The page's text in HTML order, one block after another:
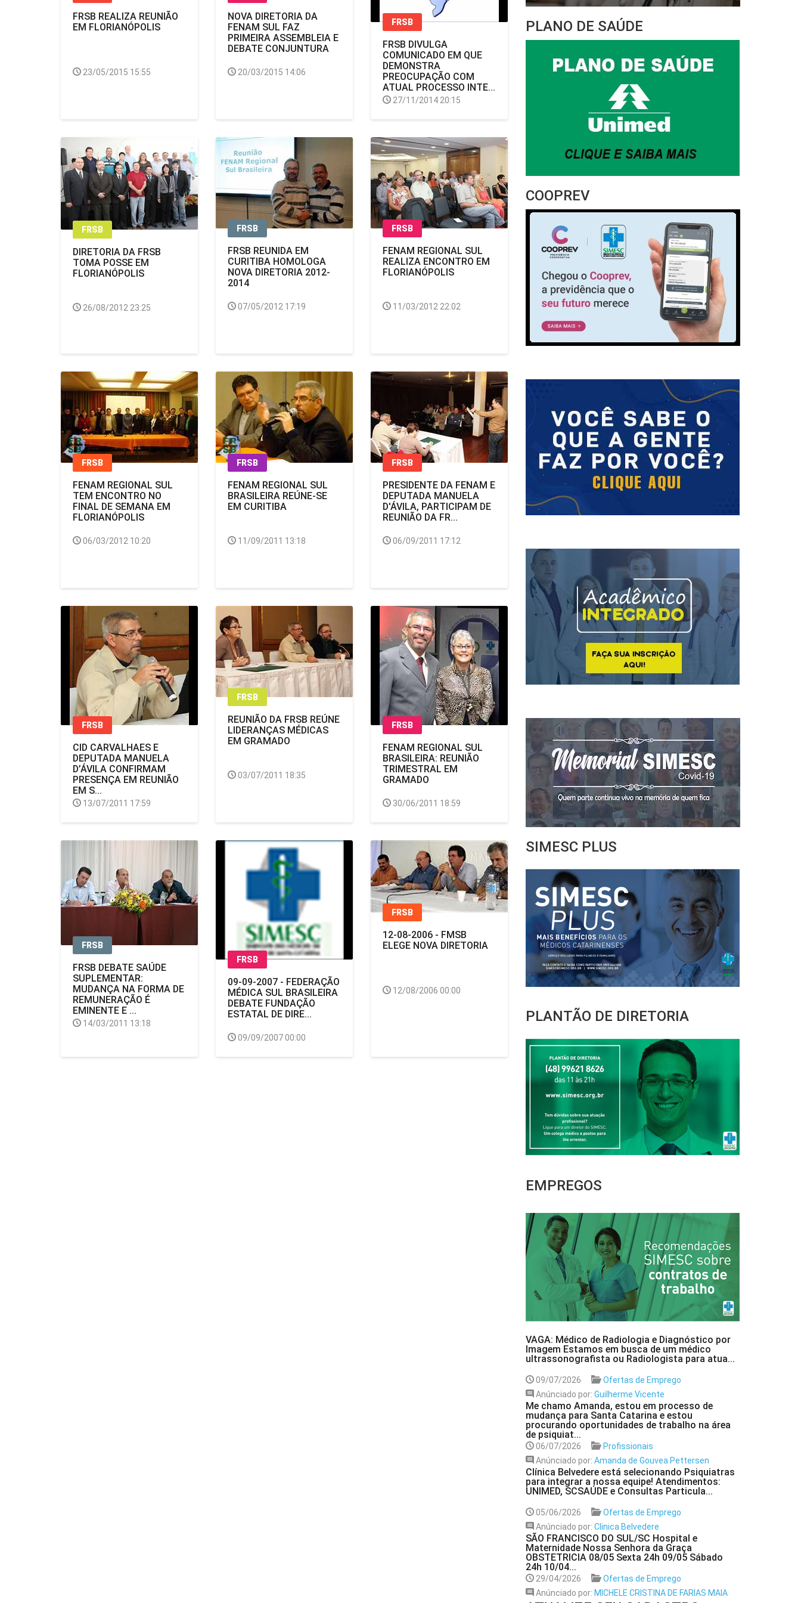
FRSB REALIZA REUNIÃO
EM FLORIANÓPOLIS
23/05/2015 15:55
NOVA DIRETORIA DA
FENAM SUL FAZ
PRIMEIRA ASSEMBLEIA E
DEBATE CONJUNTURA
20/03/2015 14:06
FRSB
FRSB DIVULGA
COMUNICADO EM QUE
DEMONSTRA
PREOCUPAÇÃO COM
ATUAL PROCESSO INTE...
27/11/2014 20:15
FRSB
DIRETORIA DA FRSB
TOMA POSSE EM
FLORIANÓPOLIS
26/08/2012 23:25
FRSB
FRSB REUNIDA EM
CURITIBA HOMOLOGA
NOVA DIRETORIA 2012-
2014
07/05/2012 17:19
FRSB
FENAM REGIONAL SUL
REALIZA ENCONTRO EM
FLORIANÓPOLIS
11/03/2012 22:02
FRSB
FENAM REGIONAL SUL
TEM ENCONTRO NO
FINAL DE SEMANA EM
FLORIANÓPOLIS
06/03/2012 10:20
FRSB
FENAM REGIONAL SUL
BRASILEIRA REÚNE-SE
EM CURITIBA
11/09/2011 13:18
FRSB
PRESIDENTE DA FENAM E
DEPUTADA MANUELA
D'ÁVILA, PARTICIPAM DE
REUNIÃO DA FR...
06/09/2011 17:12
FRSB
CID CARVALHAES E
DEPUTADA MANUELA
D’ÁVILA CONFIRMAM
PRESENÇA EM REUNIÃO
EM S...
13/07/2011 17:59
FRSB
REUNIÃO DA FRSB REÚNE
LIDERANÇAS MÉDICAS
EM GRAMADO
03/07/2011 18:35
FRSB
FENAM REGIONAL SUL
BRASILEIRA: REUNIÃO
TRIMESTRAL EM
GRAMADO
30/06/2011 18:59
FRSB
FRSB DEBATE SAÚDE
SUPLEMENTAR:
MUDANÇA NA FORMA DE
REMUNERAÇÃO É
EMINENTE E ...
14/03/2011 13:18
FRSB
09-09-2007 - FEDERAÇÃO
MÉDICA SUL BRASILEIRA
DEBATE FUNDAÇÃO
ESTATAL DE DIRE...
09/09/2007 00:00
FRSB
12-08-2006 - FMSB
ELEGE NOVA DIRETORIA
12/08/2006 00:00
PLANO DE SAÚDE
COOPREV
SIMESC PLUS
PLANTÃO DE DIRETORIA
EMPREGOS
VAGA: Médico de Radiologia e Diagnóstico por
Imagem Estamos em busca de um médico
ultrassonografista ou Radiologista para atua...
09/07/2026
Ofertas de Emprego
Anúnciado por: Guilherme Vicente
Me chamo Amanda, estou em processo de
mudança para Santa Catarina e estou
procurando oportunidades de trabalho na área
de psiquiat...
06/07/2026
Profissionais
Anúnciado por: Amanda de Gouvea Pettersen
Clínica Belvedere está selecionando Psiquiatras
para integrar a nossa equipe! Atendimentos:
UNIMED, SCSAÚDE e Consultas Particula...
05/06/2026
Ofertas de Emprego
Anúnciado por: Clinica Belvedere
SÃO FRANCISCO DO SUL/SC Hospital e
Maternidade Nossa Senhora da Graça
OBSTETRICIA 08/05 Sexta 24h 09/05 Sábado
24h 10/04...
29/04/2026
Ofertas de Emprego
Anúnciado por: MICHELE CRISTINA DE FARIAS MAIA